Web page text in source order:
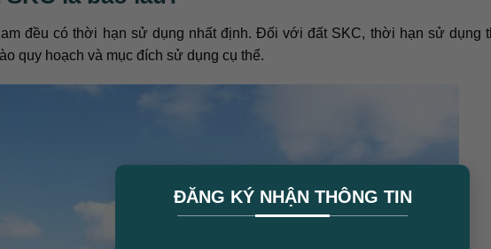
ĐĂNG KÝ NHẬN THÔNG TIN
đều có thời hạn sử dụng nhất định. Đối với đất SKC, thời hạn sử dụng
quy hoạch và mục đích sử dụng cụ thể.